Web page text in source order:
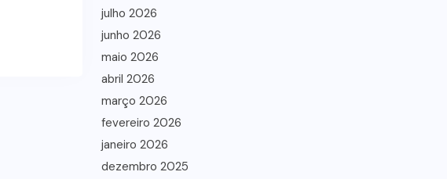
julho 2026
junho 2026
maio 2026
abril 2026
março 2026
fevereiro 2026
janeiro 2026
dezembro 2025